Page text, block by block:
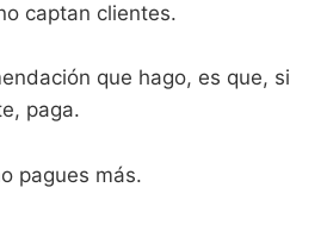
captan clientes.
que hago, es que, si
paga.
pagues más.